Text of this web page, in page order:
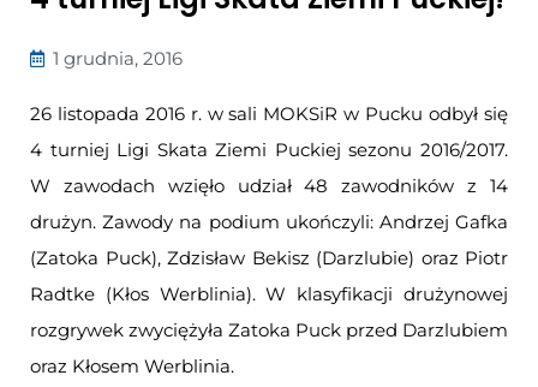
1 grudnia, 2016
26 listopada 2016 r. w sali MOKSiR w Pucku odbył się
4 turniej Ligi Skata Ziemi Puckiej sezonu 2016/2017.
W zawodach wzięło udział 48 zawodników z 14
drużyn. Zawody na podium ukończyli: Andrzej Gafka
(Zatoka Puck), Zdzisław Bekisz (Darzlubie) oraz Piotr
Radtke (Kłos Werblinia). W klasyfikacji drużynowej
rozgrywek zwyciężyła Zatoka Puck przed Darzlubiem
oraz Kłosem Werblinia.